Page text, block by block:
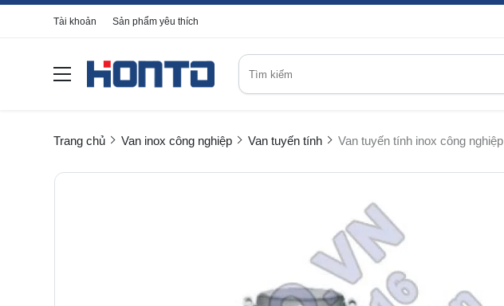
Tài khoản Sản phẩm yêu thích
Trang chủ Van inox công nghiệp Van tuyến tính Van tuyến tính inox công nghiệp